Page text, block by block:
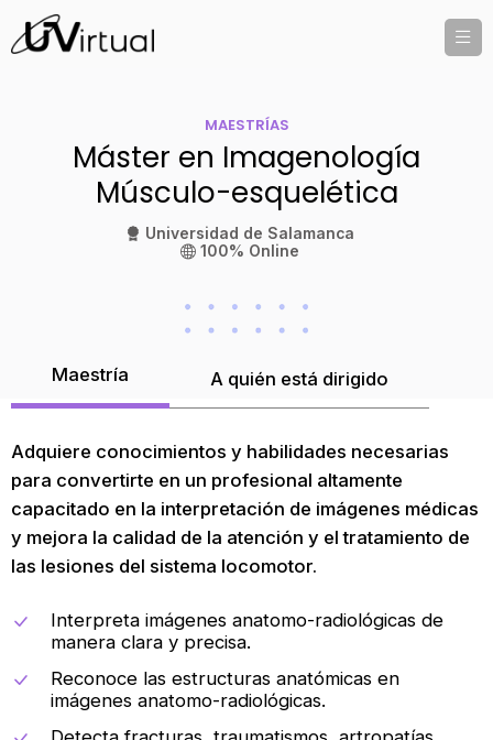
MAESTRÍAS
Máster en Imagenología
Músculo-esquelética
Universidad de Salamanca
100% Online
Maestría A quién está dirigido
Adquiere conocimientos y habilidades necesarias
para convertirte en un profesional altamente
capacitado en la interpretación de imágenes médicas
y mejora la calidad de la atención y el tratamiento de
las lesiones del sistema locomotor.
Interpreta imágenes anatomo-radiológicas de
manera clara y precisa.
Reconoce las estructuras anatómicas en
imágenes anatomo-radiológicas.